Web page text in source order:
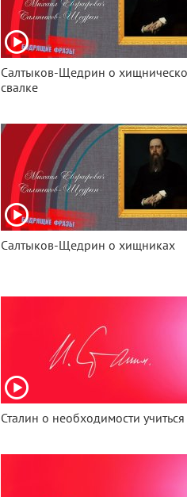
Салтыков-Щедрин о
свалке
Салтыков-Щедрин о хищниках
Сталин о необходимости учиться